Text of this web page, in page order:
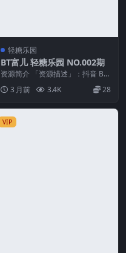
轻糖乐园
BT富儿 轻糖乐园 NO.002期
资源简介 「资源描述」：抖音 BT
富儿 轻糖乐园 NO.002期 【27P】
「...3 月前 3.4K 28
VIP